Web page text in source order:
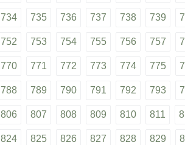
734 735 736 737 738 739
752 753 754 755 756 757
770 771 772 773 774 775
788 789 790 791 792 793
806 807 808 809 810 811
824 825 826 827 828 829